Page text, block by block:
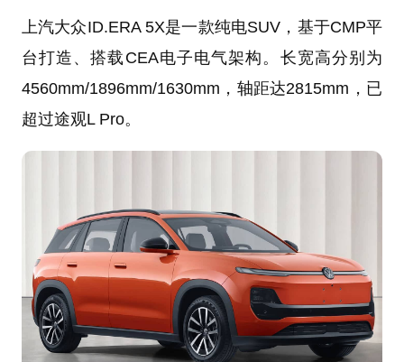
上汽大众ID.ERA 5X是一款纯电SUV，基于CMP平
台打造、搭载CEA电子电气架构。长宽高分别为
4560mm/1896mm/1630mm，轴距达2815mm，已
超过途观L Pro。